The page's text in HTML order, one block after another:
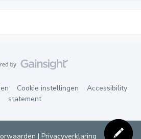
Cookie instellingen
Accessibility
statement
| Privacyverklaring